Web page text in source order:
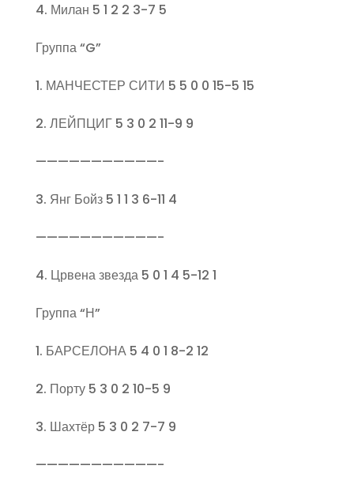
4. Милан 5 1 2 2 3-7 5
Группа “G”
1. МАНЧЕСТЕР СИТИ 5 5 0 0 15-5 15
2. ЛЕЙПЦИГ 5 3 0 2 11-9 9
———————————-
3. Янг Бойз 5 1 1 3 6-11 4
———————————-
4. Црвена звезда 5 0 1 4 5-12 1
Группа “Н”
1. БАРСЕЛОНА 5 4 0 1 8-2 12
2. Порту 5 3 0 2 10-5 9
3. Шахтёр 5 3 0 2 7-7 9
———————————-